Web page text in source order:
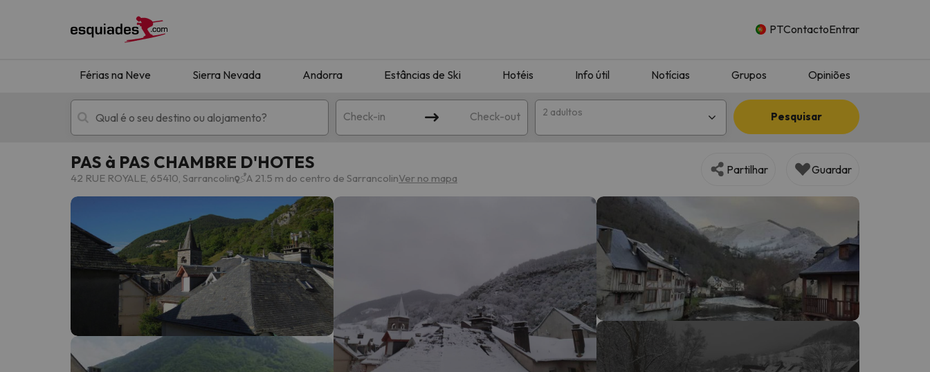
PTContactoEntrar
Férias na Neve Sierra Nevada Andorra Estâncias de Ski Hotéis Info útil Notícias Grupos Opiniões
Check-in Check-out 2 adultos Pesquisar
Férias na neve Hotéis de montanha
Oops, não encontramos nenhum resultado que corresponda à sua pesquisa. Tente modificar o destino.
Bem, parece que o nosso Seeker perdeu o seu caminho. Assim que encontrar a sua bússola, estará de volta.
PAS à PAS CHAMBRE D'HOTES
42 RUE ROYALE, 65410, Sarrancolin A 21.5 m do centro de SarrancolinVer no mapa
Partilhar Guardar